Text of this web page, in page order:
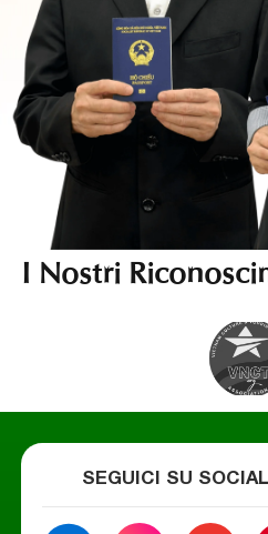
I Nostri
SEGUICI SU